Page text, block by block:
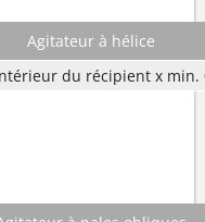
Agitateur à hélice
du récipient x min.